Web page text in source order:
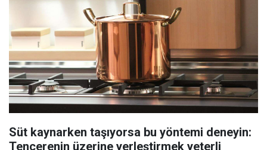
Süt kaynarken taşıyorsa bu yöntemi deneyin:
Tencerenin üzerine yerleştirmek yeterli